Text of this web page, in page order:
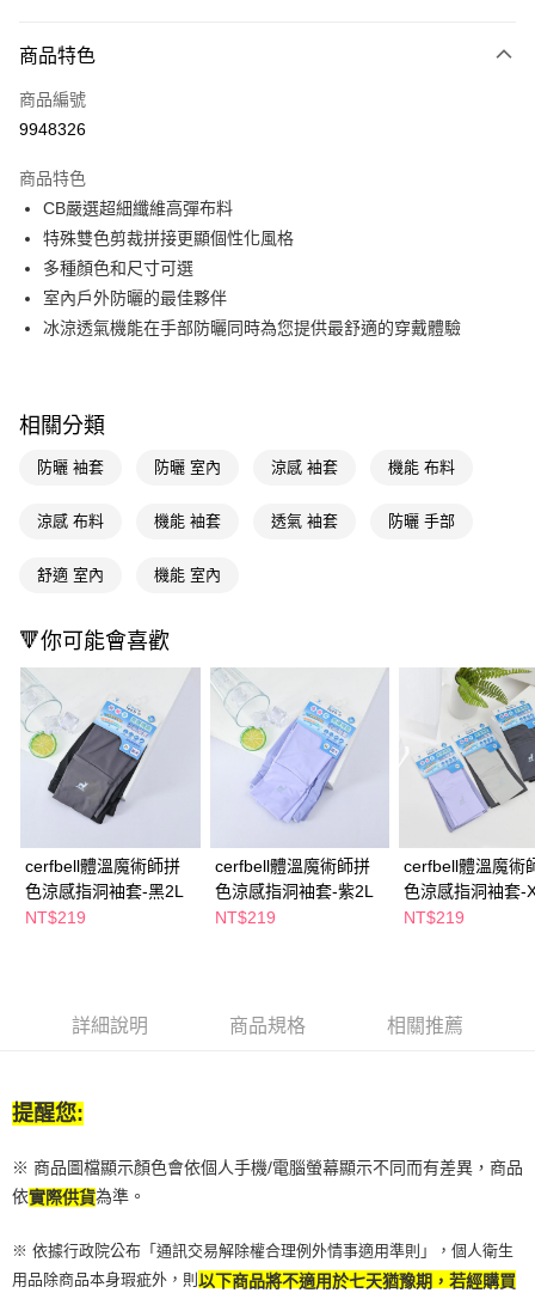
POYA支付
信用卡一次付款
LINE Pay
Apple Pay
街口支付
悠遊付
AFTEE先享後付
【關於「AFTEE先享後付」】
便利好安心！
２．便利：只要手機號碼，簡訊認證，即可結帳。
３．安心：先確認商品／服務後，再付款。
【「AFTEE先享後付」結帳流程】
１．於結帳方式選擇「AFTEE先享後付」後，將跳轉至「AFTEE先享後付」
結帳頁面，進行簡訊認證並確認金額後，即可完成結帳。
２．訂單成立數日內，您將收到繳費通知簡訊。
３．收到繳費通知簡訊後14天內，點擊此簡訊中的連結，可透過四大超商／
ATM／網路銀行／等多元方式進行付款，方視為交易完成。
※ 請注意：結帳手續完成當下不需立刻繳費，但若您需要取消訂單，請聯絡
購買商品的店家。未經商家同意取消之訂單仍視為有效，需透過AFTEE先享
後付繳納相關費用。
※ 交易是否成功請以「AFTEE先享後付 」之結帳頁面顯示為準，若有關於
是否繳費成功／繳費後需取消欲退款等相關疑問，請聯繫「AFTEE先享後付
客戶支援中心」https://netprotections.freshdesk.com/support/home
【注意事項】
https://aftee.tw/terms/#terms3
３．未成年的使用者請事先徵得法定代理人或監護人之同意方可使用
４．使用「AFTEE先享後付」時，將依據個別帳號之用戶狀況，依本公司即
時審查核予不同之上限額度；若仍有額度不足之情形，本公司將視審查結果
５．嚴禁一人註冊多個帳號或使用他人資訊註冊。若發現惡意使用之情形，
恩沛科技股份有限公司將有權停止該用戶之使用額度並採取法律行動。
每筆NT$65，滿NT$390(含以上)免運費
付款後全家取貨
每筆NT$65，滿NT$390(含以上)免運費
萊爾富取貨付款
每筆NT$65，滿NT$490(含以上)免運費
付款後萊爾富取貨
每筆NT$65，滿NT$490(含以上)免運費
7-11取貨付款
付款後寶雅門市自取(由倉庫統一出貨)
每筆NT$80，滿NT$290(含以上)免運費
商品特色
商品編號
9948326
商品特色
CB嚴選超細纖維高彈布料
特殊雙色剪裁拼接更顯個性化風格
多種顏色和尺寸可選
室內戶外防曬的最佳夥伴
冰涼透氣機能在手部防曬同時為您提供最舒適的穿戴體驗
相關分類
防曬 袖套 防曬 室內 涼感 袖套 機能 布料
涼感 布料 機能 袖套 透氣 袖套 防曬 手部
舒適 室內 機能 室內
🔻你可能會喜歡
cerfbell體溫魔術師拼
色涼感指洞袖套-黑2L
NT$219
cerfbell體溫魔術師拼
色涼感指洞袖套-紫2L
NT$219
cerfbell體溫魔術
色涼感指洞袖套-
款任選
NT$219
詳細說明 商品規格 相關推薦
提醒您:
※ 商品圖檔顯示顏色會依個人手機/電腦螢幕顯示不同而有差異，商品
依實際供貨為準。
※ 依據行政院公布「通訊交易解除權合理例外情事適用準則」，個人衛生
用品除商品本身瑕疵外，則 以下商品將不適用於七天猶豫期，若經購買